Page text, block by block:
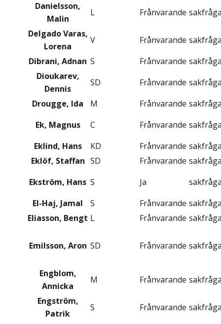
Danielsson,
Malin
L Frånvarande
Delgado Varas,
Lorena
V Frånvarande
Dibrani, Adnan S Frånvarande
Dioukarev,
Dennis
SD Frånvarande
Drougge, Ida
M Frånvarande
Ek, Magnus
C Frånvarande
Eklind, Hans
KD Frånvarande
Eklöf, Staffan SD Frånvarande
Ekström, Hans S Ja
El-Haj, Jamal
S Frånvarande
Eliasson, Bengt L Frånvarande
Emilsson, Aron SD Frånvarande
Engblom,
Annicka
M Frånvarande
Engström,
Patrik
S Frånvarande